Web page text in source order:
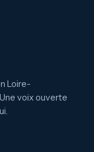
Loire-
voix ouverte